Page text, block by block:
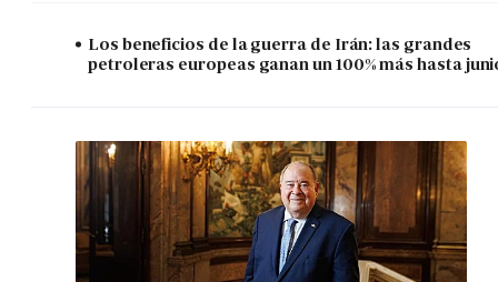
Los beneficios de la guerra de Irán: las grandes
petroleras europeas ganan un 100% más hasta